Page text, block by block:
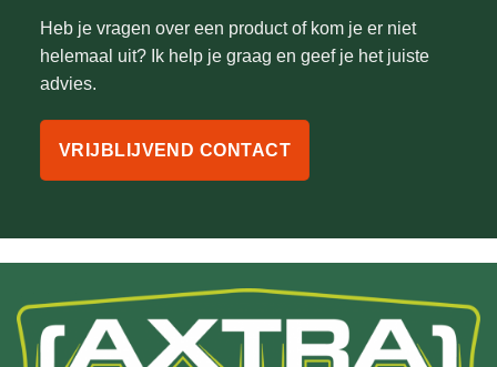
Heb je vragen over een product of kom je er niet
helemaal uit? Ik help je graag en geef je het juiste
advies.
VRIJBLIJVEND CONTACT